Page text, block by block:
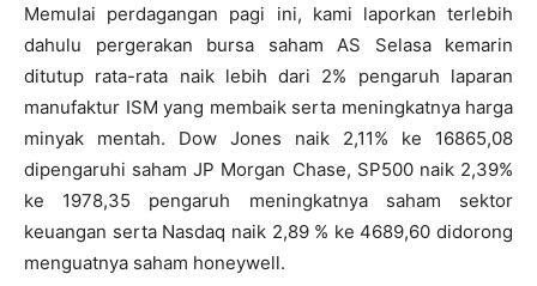
Memulai perdagangan pagi ini, kami laporkan terlebih
dahulu pergerakan bursa saham AS Selasa kemarin
ditutup rata-rata naik lebih dari 2% pengaruh laparan
manufaktur ISM yang membaik serta meningkatnya harga
minyak mentah. Dow Jones naik 2,11% ke 16865,08
dipengaruhi saham JP Morgan Chase, SP500 naik 2,39%
ke 1978,35 pengaruh meningkatnya saham sektor
keuangan serta Nasdaq naik 2,89 % ke 4689,60 didorong
menguatnya saham honeywell.